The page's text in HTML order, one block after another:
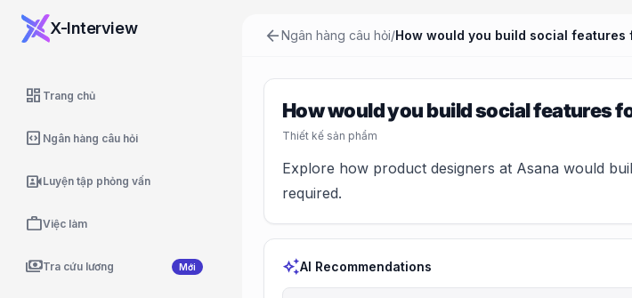
X-Interview
dashboard Trang chủ
code_blocks Ngân hàng câu hỏi
video_camera_frontLuyện tập phỏng vấn
workViệc làm
paymentsTra cứu lương Mới
arrow_backNgân hàng câu hỏi/How would you build social features
How would you build social features
Thiết kế sản phẩm
Explore how product designers at Asana would
required.
auto_awesomeAI Recommendations